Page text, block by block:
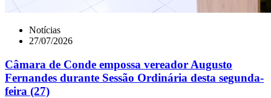
Notícias
27/07/2026
Câmara de Conde empossa vereador Augusto
Fernandes durante Sessão Ordinária desta segunda-
feira (27)